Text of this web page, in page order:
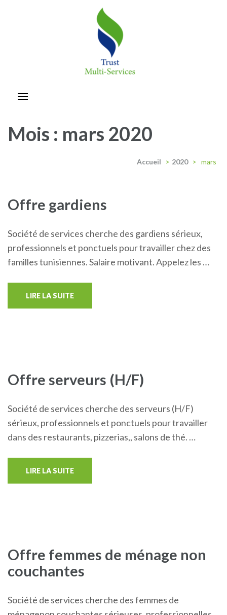
Mois : mars 2020
Accueil > 2020 > mars
Offre gardiens
Société de services cherche des gardiens sérieux,
professionnels et ponctuels pour travailler chez des
familles tunisiennes. Salaire motivant. Appelez les …
LIRE LA SUITE
Offre serveurs (H/F)
Société de services cherche des serveurs (H/F)
sérieux, professionnels et ponctuels pour travailler
dans des restaurants, pizzerias,, salons de thé. …
LIRE LA SUITE
Offre femmes de ménage non
couchantes
Société de services cherche des femmes de